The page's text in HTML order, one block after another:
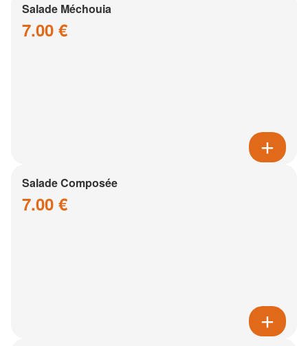
Salade Méchouia
7.00 €
Salade Composée
7.00 €